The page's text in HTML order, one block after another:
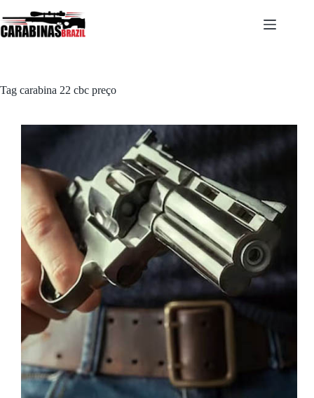
para
o
Tag carabina 22 cbc preço